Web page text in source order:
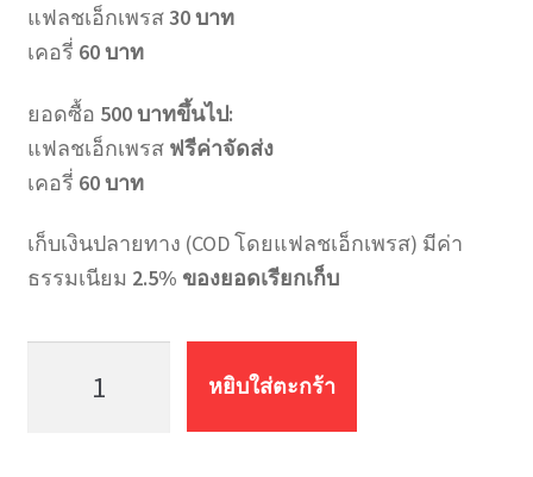
แฟลชเอ็กเพรส30 บาท
เคอรี่ 60 บาท
ยอดซื้อ 500 บาทขึ้นไป:
แฟลชเอ็กเพรส ฟรีค่าจัดส่ง
เคอรี่ 60 บาท
เก็บเงินปลายทาง (COD โดยแฟลชเอ็กเพรส) มีค่า
ธรรมเนียม 2.5% ของยอดเรียกเก็บ
หยิบใส่ตะกร้า